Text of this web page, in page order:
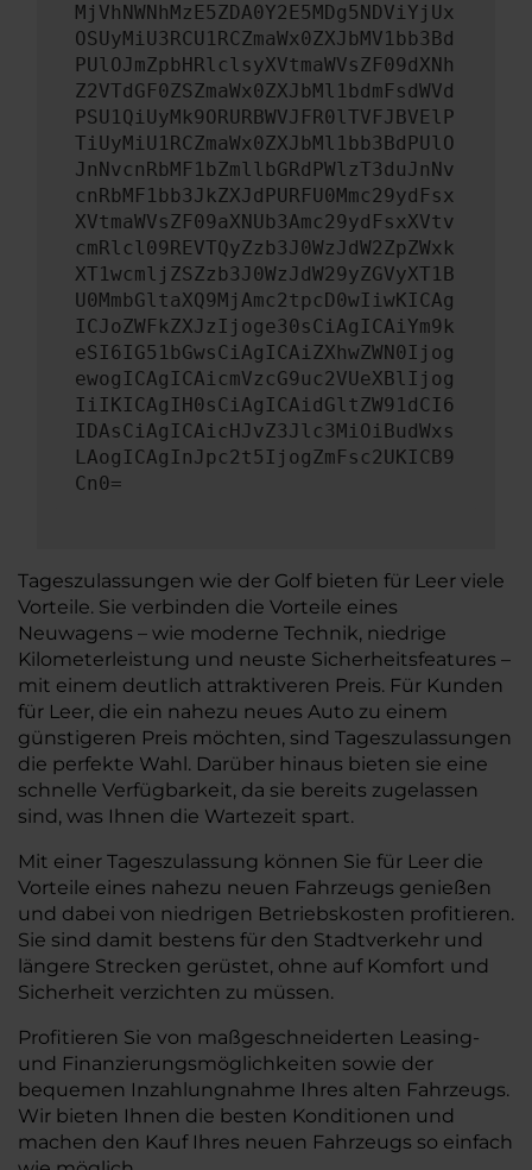
MjVhNWNhMzE5ZDA0Y2E5MDg5NDViYjUx
OSUyMiU3RCU1RCZmaWx0ZXJbMV1bb3Bd
PUlOJmZpbHRlclsyXVtmaWVsZF09dXNh
Z2VTdGF0ZSZmaWx0ZXJbMl1bdmFsdWVd
PSU1QiUyMk9ORURBWVJFR0lTVFJBVElP
TiUyMiU1RCZmaWx0ZXJbMl1bb3BdPUlO
JnNvcnRbMF1bZmllbGRdPWlzT3duJnNv
cnRbMF1bb3JkZXJdPURFU0Mmc29ydFsx
XVtmaWVsZF09aXNUb3Amc29ydFsxXVtv
cmRlcl09REVTQyZzb3J0WzJdW2ZpZWxk
XT1wcmljZSZzb3J0WzJdW29yZGVyXT1B
U0MmbGltaXQ9MjAmc2tpcD0wIiwKICAg
ICJoZWFkZXJzIjoge30sCiAgICAiYm9k
eSI6IG51bGwsCiAgICAiZXhwZWN0Ijog
ewogICAgICAicmVzcG9uc2VUeXBlIjog
IiIKICAgIH0sCiAgICAidGltZW91dCI6
IDAsCiAgICAicHJvZ3Jlc3MiOiBudWxs
LAogICAgInJpc2t5IjogZmFsc2UKICB9
Cn0=
Tageszulassungen wie der Golf bieten für Leer viele
Vorteile. Sie verbinden die Vorteile eines
Neuwagens – wie moderne Technik, niedrige
Kilometerleistung und neuste Sicherheitsfeatures –
mit einem deutlich attraktiveren Preis. Für Kunden
für Leer, die ein nahezu neues Auto zu einem
günstigeren Preis möchten, sind Tageszulassungen
die perfekte Wahl. Darüber hinaus bieten sie eine
schnelle Verfügbarkeit, da sie bereits zugelassen
sind, was Ihnen die Wartezeit spart.
Mit einer Tageszulassung können Sie für Leer die
Vorteile eines nahezu neuen Fahrzeugs genießen
und dabei von niedrigen Betriebskosten profitieren.
Sie sind damit bestens für den Stadtverkehr und
längere Strecken gerüstet, ohne auf Komfort und
Sicherheit verzichten zu müssen.
Profitieren Sie von maßgeschneiderten Leasing-
und Finanzierungsmöglichkeiten sowie der
bequemen Inzahlungnahme Ihres alten Fahrzeugs.
Wir bieten Ihnen die besten Konditionen und
machen den Kauf Ihres neuen Fahrzeugs so einfach